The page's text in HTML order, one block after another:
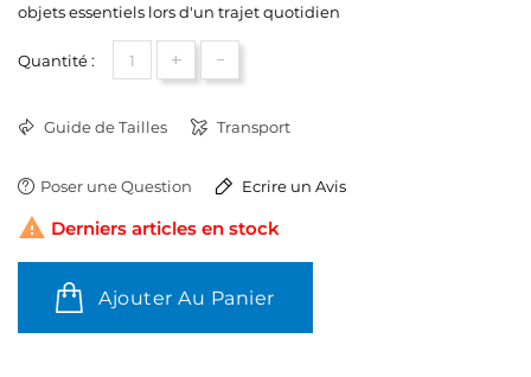
objets essentiels lors d'un trajet quotidien
Quantité : + -
Guide de Tailles Transport
Poser une Question Ecrire un Avis
 Derniers articles en stock
Ajouter Au Panier